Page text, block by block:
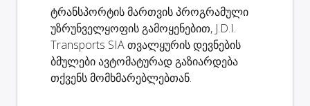
ტრანსპორტის მართვის პროგრამული
უზრუნველყოფის გამოყენებით, J.D.I.
Transports SIA თვალყურის დევნების
ბმულები ავტომატურად გაზიარდება
თქვენს მომხმარებლებთან.